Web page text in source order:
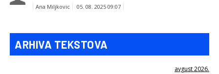
Ana Miljkovic 05. 08. 2025 09:07
ARHIVA TEKSTOVA
avgust 2026.